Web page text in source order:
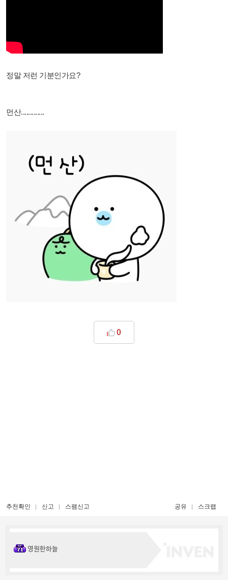
정말 저런 기분인가요?
먼산.............
0
추천확인 신고 스팸신고 공유 스크랩
영원한하늘